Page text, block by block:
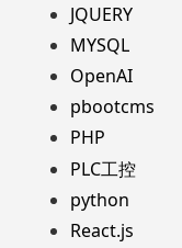
JQUERY
MYSQL
OpenAI
pbootcms
PHP
PLC工控
python
React.js